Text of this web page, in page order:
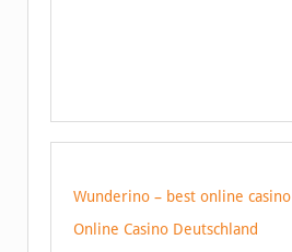
Wunderino – best online casino
Online Casino Deutschland